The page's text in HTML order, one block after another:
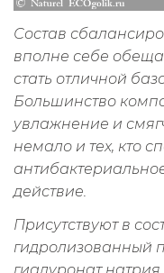
Состав
вполне себе
стать отличной
Большинство
увлажнение и
немало и тех, кто
действие.
Присутствуют в
гидролизованный